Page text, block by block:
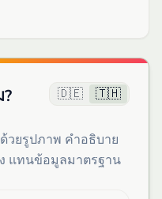
🇩🇪 🇹🇭
ยรูปภาพ คำอธิบาย
แทนข้อมูลมาตรฐาน